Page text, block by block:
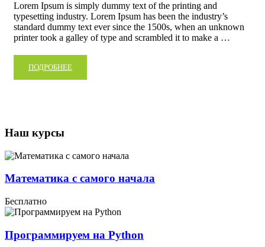
Lorem Ipsum is simply dummy text of the printing and
typesetting industry. Lorem Ipsum has been the industry’s
standard dummy text ever since the 1500s, when an unknown
printer took a galley of type and scrambled it to make a …
ПОДРОБНЕЕ
Наш курсы
Математика с самого начала
Бесплатно
Программируем на Python